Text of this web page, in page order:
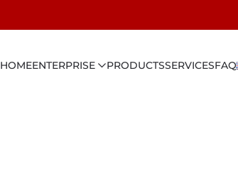
HOMEENTERPRISE PRODUCTSSERVICESFAQ